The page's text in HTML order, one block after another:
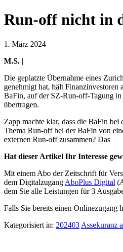
Run-off nicht in
1. März 2024
M.S. |
Die geplatzte Übernahme eines
genehmigt hat, hält
BaFin, auf der SZ-Run-off-Tagung in
übertragen.
Zapp machte klar, dass die BaFin
Thema Run-off bei der BaFin von
externen Run-off zusammen? Das
Hat dieser Artikel Ihr Interesse
Mit einem Abo der Zeitschrift für
dem Digitalzugang AboPlus Digital (
dem Sie alle Leistungen für 3
Falls Sie bereits einen Onlinezugang
Kategorisiert in: 202403 Assekuranz